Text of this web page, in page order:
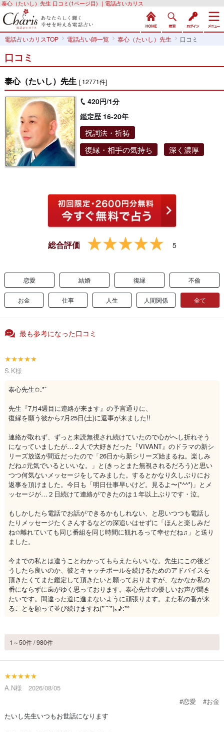
泰心（たいし）先生 口コミ(1ページ目) ｜電話占いカリス
電話占いカリスTOP 電話占い師一覧 泰心（たいし）先生 口コミ
口コミ
泰心（たいし）先生 [ 12771件]
420円/1分
鑑定歴 16-20年
祝詞法・祈祷
復縁・相手の気持ち
深く濃厚
総合評価 5
恋愛 結婚 復縁 不倫
お金 仕事 人生 人間関係 全て
最も参考になった口コミ
★★★★★
S.K様
泰心先生✩.*˚
先生『7月4週目に連絡が来ます』の予言通りに、
復縁を願う彼から7月25日(土)に返事が来ました!!
連絡が取れず、ずっと未読無視され続けていたので心がへし折れそう
になっていましたが…２人で大好きだった『VIVANT』のドラマの新シ
リーズ放送が間近だったので「26日から新シリーズ始まるね。楽しみ
だね♫元気でいるといいな。」と(きっとまた無視されるだろう)と思い
つつ何気ないメッセージをしてみました。するとかなり久しぶりにお
返事を頂けました。今日も「明日仕事早いけど。見るよ〜(*^^*)」とメ
ッセージが…２日続けて連絡ができたのは１年以上ぶりです・泣。
もしかしたら電話でお話ができるかもしれない、と思いつつも電話し
たりメッセージたくさんするなどの深追いはせずに「ほんと楽しみだ
ね✩離れていても同じ番組を同じ時間に観れるって幸せだね♫」と送り
ました。
今までの私とは違うことわかってもらえたらいいな。先生にこの後ど
うしたら良いのか、彼とキャッチボールを続けるためのアドバイスを
頂きたくてまた鑑定して頂きたいと願っておりますが、なかなか私の
番にならずに歯がゆく思っております。泰心先生の優しいお声が聞き
たいです。間違った道に進まないように頑張ります。また私の番が来
ることを願って並び続けますね(*ˊ˘ˋ*)｡♪:*°
1～50件 / 980件
★★★★★
A.N様 2026/08/05
#恋愛
#お金
たいし先生いつもお世話になります